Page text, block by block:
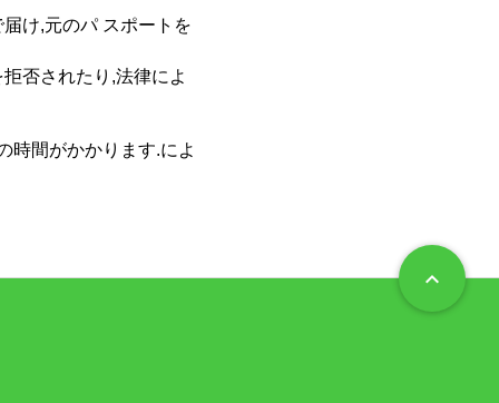
け,元のパ スポートを
否されたり,法律によ
時間がかかります.によ
keyboard_arrow_up